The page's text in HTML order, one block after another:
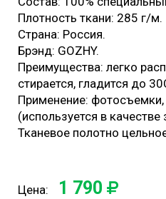
Плотность ткани: 285 г/м.
Страна: Россия.
Брэнд: GOZHY.
Преимущества: легко
стирается, гладится до
Применение:
(используется в
Тканевое полотно
Цена: 1 790